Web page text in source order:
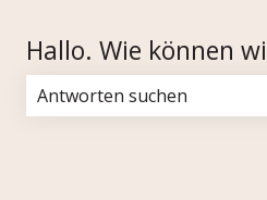
Hallo. Wie können